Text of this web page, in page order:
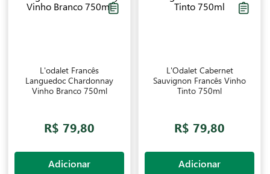
L'odalet Francês
Languedoc Chardonnay
Vinho Branco 750ml
R$ 79,80
Adicionar
L'Odalet Cabernet
Sauvignon Francês Vinho
Tinto 750ml
R$ 79,80
Adicionar